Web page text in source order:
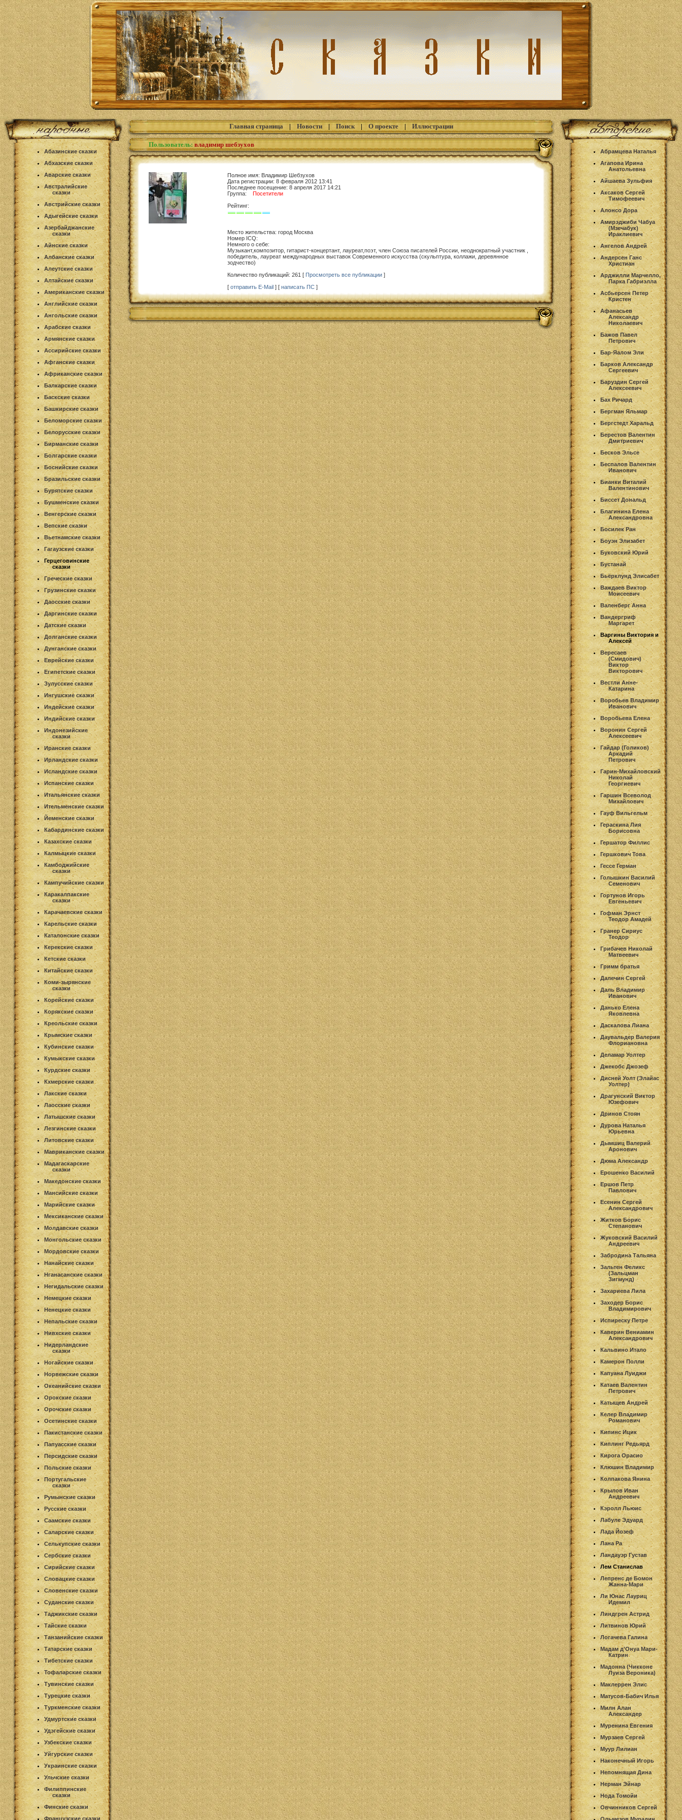
Абазинские сказки
Абхазские сказки
Аварские сказки
Австралийские
сказки
Австрийские сказки
Адыгейские сказки
Азербайджанские
сказки
Айнские сказки
Албанские сказки
Алеутские сказки
Алтайские сказки
Американские сказки
Английские сказки
Ангольские сказки
Арабские сказки
Армянские сказки
Ассирийские сказки
Афганские сказки
Африканские сказки
Балкарские сказки
Баскские сказки
Башкирские сказки
Беломорские сказки
Белорусские сказки
Бирманские сказки
Болгарские сказки
Боснийские сказки
Бразильские сказки
Бурятские сказки
Бушменские сказки
Венгерские сказки
Вепские сказки
Вьетнамские сказки
Гагаузские сказки
Герцеговинские
сказки
Греческие сказки
Грузинские сказки
Даосские сказки
Даргинские сказки
Датские сказки
Долганские сказки
Дунганские сказки
Еврейские сказки
Египетские сказки
Зулусские сказки
Ингушские сказки
Индейские сказки
Индийские сказки
Индонезийские
сказки
Иранские сказки
Ирландские сказки
Исландские сказки
Испанские сказки
Итальянские сказки
Ительменские сказки
Йеменские сказки
Кабардинские сказки
Казахские сказки
Калмыцкие сказки
Камбоджийские
сказки
Кампучийские сказки
Каракалпакские
сказки
Карачаевские сказки
Карельские сказки
Каталонские сказки
Керекские сказки
Кетские сказки
Китайские сказки
Коми-зырянские
сказки
Корейские сказки
Корякские сказки
Креольские сказки
Крымские сказки
Кубинские сказки
Кумыкские сказки
Курдские сказки
Кхмерские сказки
Лакские сказки
Лаосские сказки
Латышские сказки
Лезгинские сказки
Литовские сказки
Мавриканские сказки
Мадагаскарские
сказки
Македонские сказки
Мансийские сказки
Марийские сказки
Мексиканские сказки
Молдавские сказки
Монгольские сказки
Мордовские сказки
Нанайские сказки
Нганасанские сказки
Негидальские сказки
Немецкие сказки
Ненецкие сказки
Непальские сказки
Нивхские сказки
Нидерландские
сказки
Ногайские сказки
Норвежские сказки
Океанийские сказки
Орокские сказки
Орочские сказки
Осетинские сказки
Пакистанские сказки
Папуасские сказки
Персидские сказки
Польские сказки
Португальские
сказки
Румынские сказки
Русские сказки
Саамские сказки
Саларские сказки
Селькупские сказки
Сербские сказки
Сирийские сказки
Словацкие сказки
Словенские сказки
Суданские сказки
Таджикские сказки
Тайские сказки
Танзанийские сказки
Татарские сказки
Тибетские сказки
Тофаларские сказки
Тувинские сказки
Турецкие сказки
Туркменские сказки
Удмуртские сказки
Удэгейские сказки
Узбекские сказки
Уйгурские сказки
Украинские сказки
Ульчские сказки
Филиппинские
сказки
Финские сказки
Французские сказки
Главная страница| Новости| Поиск| О проекте| Иллюстрации
Пользователь: владимир шебзухов
Полное имя: Владимир Шебзухов
Дата регистрации: 8 февраля 2012 13:41
Последнее посещение: 8 апреля 2017 14:21
Группа: Посетители
Рейтинг:
Место жительства: город Москва
Номер ICQ:
Немного о себе:
Музыкант,композитор, гитарист-концертант, лауреат,поэт, член Союза писателей России, неоднократный участник ,
победитель, лауреат международных выставок Современного искусства (скульптура, коллажи, деревянное
зодчество)
Количество публикаций: 261 [ Просмотреть все публикации ]
[ отправить E-Mail ] [ написать ПС ]
Абрамцева Наталья
Агапова Ирина
Анатольевна
Айшаева Зульфия
Аксаков Сергей
Тимофеевич
Алонсо Дора
Амирэджиби Чабуа
(Мзечабук)
Ираклиевич
Ангелов Андрей
Андерсен Ганс
Христиан
Арджилли Марчелло,
Парка Габриэлла
Асбьерсен Петер
Кристен
Афанасьев
Александр
Николаевич
Бажов Павел
Петрович
Бар-Яалом Эли
Барков Александр
Сергеевич
Баруздин Сергей
Алексеевич
Бах Ричард
Бергман Яльмар
Бергстедт Харальд
Берестов Валентин
Дмитриевич
Бесков Эльсе
Беспалов Валентин
Иванович
Бианки Виталий
Валентинович
Биссет Дональд
Благинина Елена
Александровна
Босилек Ран
Боуэн Элизабет
Буковский Юрий
Бустанай
Бьёрклунд Элисабет
Важдаев Виктор
Моисеевич
Валенберг Анна
Вандергриф
Маргарет
Варгины Виктория и
Алексей
Вересаев
(Смидович)
Виктор
Викторович
Вестли Анне-
Катарина
Воробьев Владимир
Иванович
Воробьева Елена
Воронин Сергей
Алексеевич
Гайдар (Голиков)
Аркадий
Петрович
Гарин-Михайловский
Николай
Георгиевич
Гаршин Всеволод
Михайлович
Гауф Вильгельм
Гераскина Лия
Борисовна
Гершатор Филлис
Гершкович Това
Гессе Герман
Голышкин Василий
Семенович
Гортунов Игорь
Евгеньевич
Гофман Эрнст
Теодор Амадей
Гранер Сириус
Теодор
Грибачев Николай
Матвеевич
Гримм братья
Далечин Сергей
Даль Владимир
Иванович
Данько Елена
Яковлевна
Даскалова Лиана
Даувальдер Валерия
Флориановна
Деламар Уолтер
Джекобс Джозеф
Дисней Уолт (Элайас
Уолтер)
Драгунский Виктор
Юзефович
Дринов Стоян
Дурова Наталья
Юрьевна
Дымшиц Валерий
Аронович
Дюма Александр
Ерошенко Василий
Ершов Петр
Павлович
Есенин Сергей
Александрович
Житков Борис
Степанович
Жуковский Василий
Андреевич
Забродина Тальяна
Зальтен Феликс
(Зальцман
Зигмунд)
Захариева Лила
Заходер Борис
Владимирович
Испиреску Петре
Каверин Вениамин
Александрович
Кальвино Итало
Камерон Полли
Капуана Луиджи
Катаев Валентин
Петрович
Катыщев Андрей
Келер Владимир
Романович
Кипинс Ицик
Киплинг Редьярд
Кирога Орасио
Клюшин Владимир
Колпакова Янина
Крылов Иван
Андреевич
Кэролл Льюис
Лабуле Эдуард
Лада Йозеф
Лана Ра
Ландауэр Густав
Лем Станислав
Лепренс де Бомон
Жанна-Мари
Ли Юнас Лауриц
Идемил
Линдгрен Астрид
Литвинов Юрий
Логачева Галина
Мадам д'Онуа Мари-
Катрин
Мадонна (Чикконе
Луиза Вероника)
Маклеррен Элис
Матусов-Бабич Илья
Милн Алан
Александер
Муренина Евгения
Мурзаев Сергей
Муур Лилиан
Наконечный Игорь
Непомнящая Дина
Нерман Эйнар
Нода Томойи
Овчинников Сергей